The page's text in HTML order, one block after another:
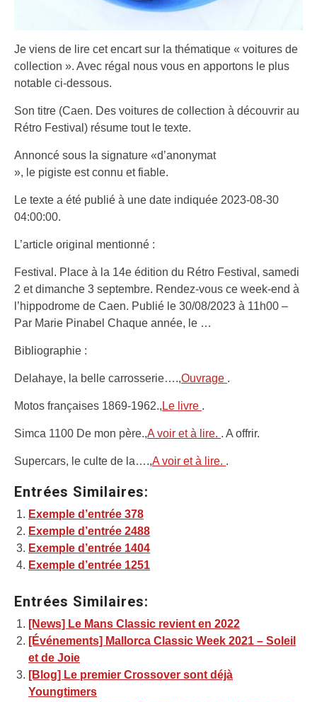
Je viens de lire cet encart sur la thématique « voitures de
collection ». Avec régal nous vous en apportons le plus
notable ci-dessous.
Son titre (Caen. Des voitures de collection à découvrir au
Rétro Festival) résume tout le texte.
Annoncé sous la signature «d’anonymat
», le pigiste est connu et fiable.
Le texte a été publié à une date indiquée 2023-08-30
04:00:00.
L’article original mentionné :
Festival. Place à la 14e édition du Rétro Festival, samedi
2 et dimanche 3 septembre. Rendez-vous ce week-end à
l’hippodrome de Caen. Publié le 30/08/2023 à 11h00 –
Par Marie Pinabel Chaque année, le …
Bibliographie :
Delahaye, la belle carrosserie….,Ouvrage .
Motos françaises 1869-1962., Le livre .
Simca 1100 De mon père.,A voir et à lire. . A offrir.
Supercars, le culte de la….,A voir et à lire. .
Entrées Similaires:
Exemple d’entrée 378
Exemple d’entrée 2488
Exemple d’entrée 1404
Exemple d’entrée 1251
Entrées Similaires:
[News] Le Mans Classic revient en 2022
[Événements] Mallorca Classic Week 2021 – Soleil
et de Joie
[Blog] Le premier Crossover sont déjà
Youngtimers